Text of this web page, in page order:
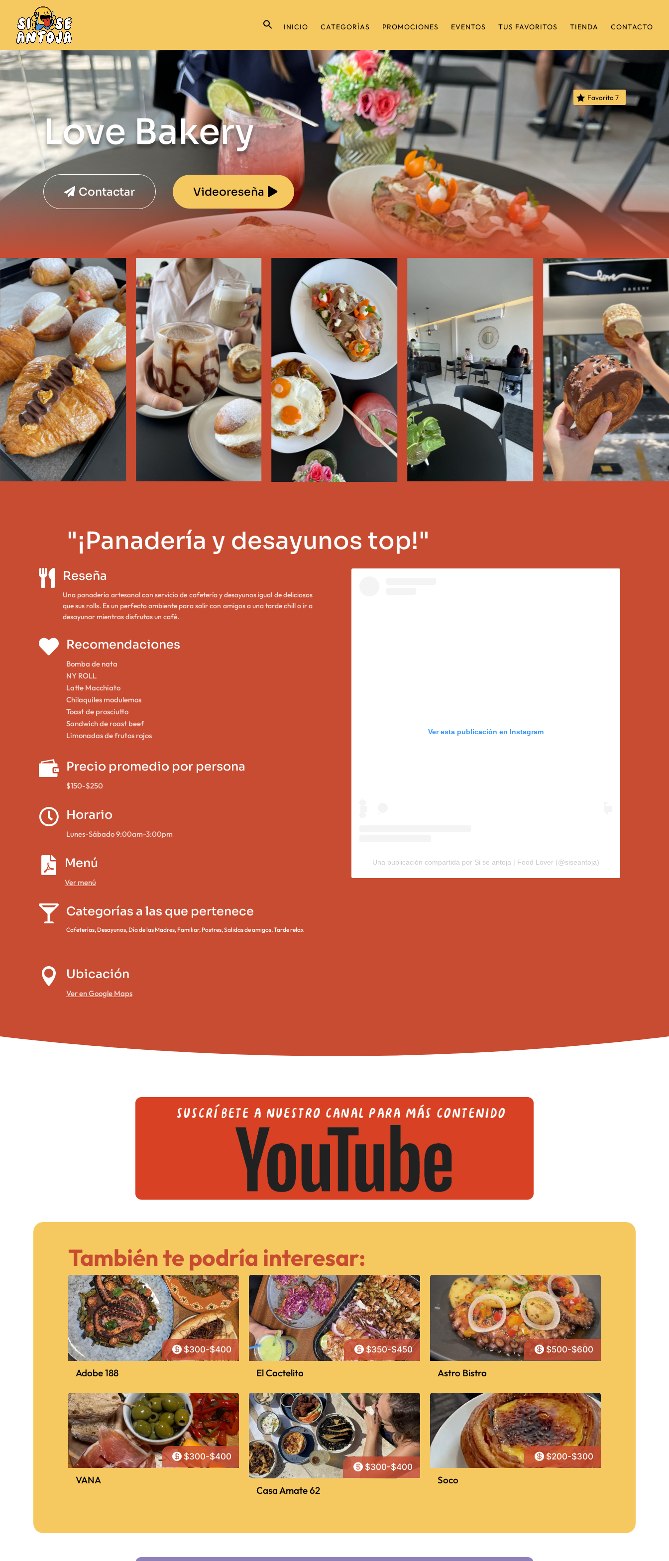
INICIO CATEGORÍAS PROMOCIONES EVENTOS TUS FAVORITOS TIENDA CONTACTO
Love Bakery
Favorito 7
Contactar Videoreseña
"¡Panadería y desayunos top!"
 Reseña
Una panadería artesanal con servicio de cafetería y desayunos igual de deliciosos
que sus rolls. Es un perfecto ambiente para salir con amigos a una tarde chill o ir a
desayunar mientras disfrutas un café.
 Recomendaciones
Bomba de nata
NY ROLL
Latte Macchiato
Chilaquiles modulemos
Toast de prosciutto
Sandwich de roast beef
Limonadas de frutos rojos
 Precio promedio por persona
$150-$250
 Horario
Lunes-Sábado 9:00am-3:00pm
 Menú
Ver menú
 Categorías a las que pertenece
Cafeterías, Desayunos, Día de las Madres, Familiar, Postres,Salidas de amigos,Tarde relax
 Ubicación
Ver en Google Maps
Ver esta publicación en Instagram
Una publicación compartida por Si se antoja | Food Lover (@siseantoja)
También te podría interesar:
 $300-$400
Adobe 188
 $350-$450
El Coctelito
 $500-$600
Astro Bistro
 $300-$400
VANA
 $300-$400
Casa Amate 62
 $200-$300
Soco